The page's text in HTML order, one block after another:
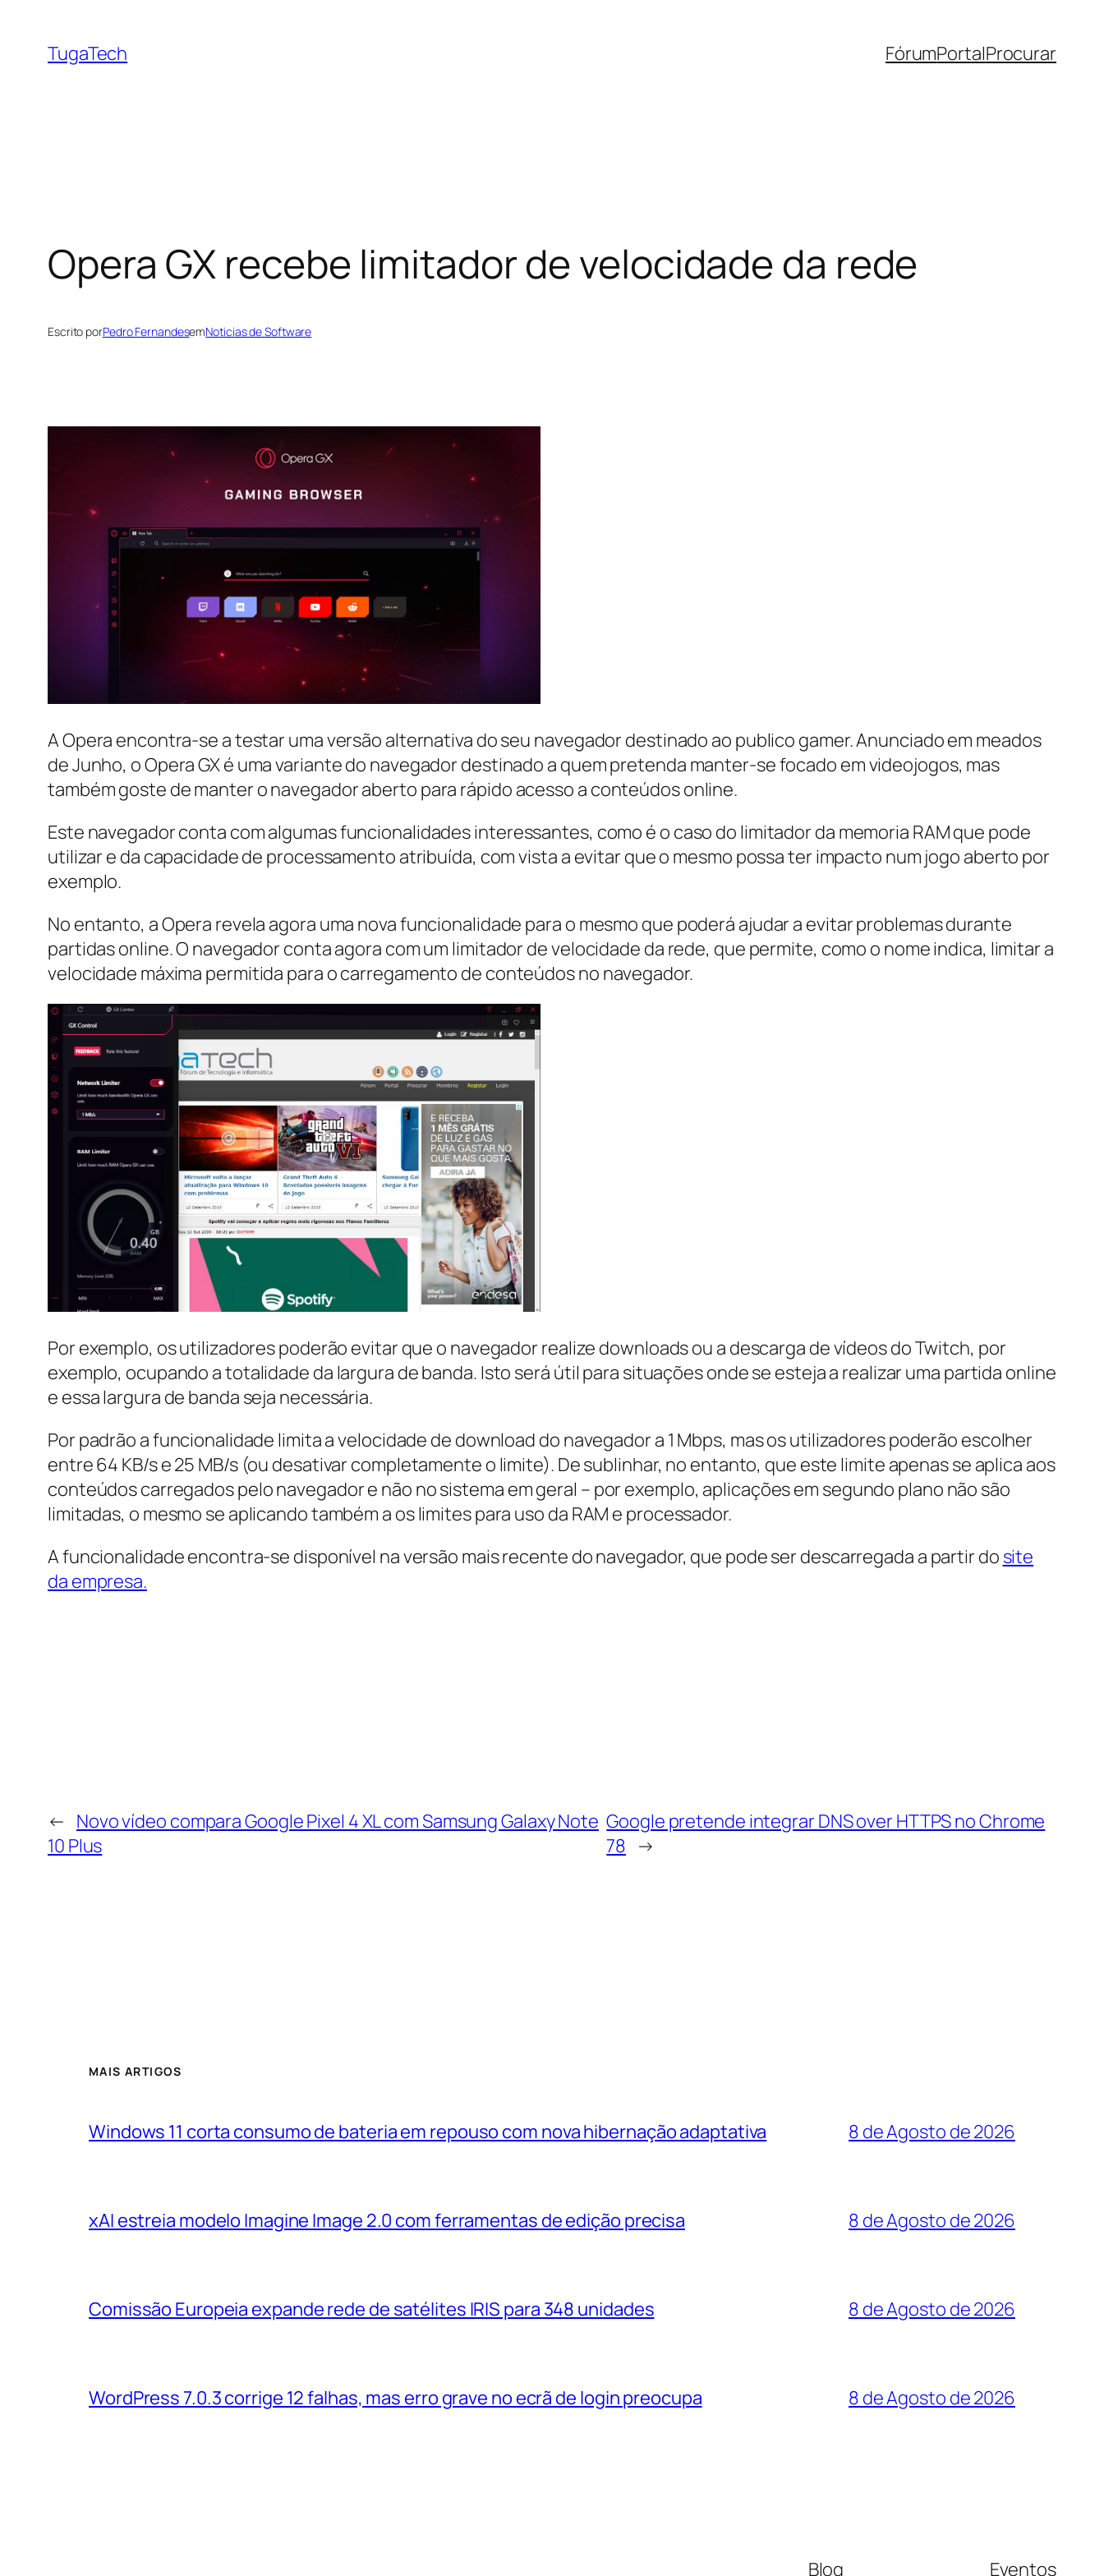
TugaTech FórumPortalProcurar
Opera GX recebe limitador de velocidade da rede
Escrito porPedro FernandesemNoticias de Software
A Opera encontra-se a testar uma versão alternativa do seu navegador destinado ao publico gamer. Anunciado em meados
de Junho, o Opera GX é uma variante do navegador destinado a quem pretenda manter-se focado em videojogos, mas
também goste de manter o navegador aberto para rápido acesso a conteúdos online.
Este navegador conta com algumas funcionalidades interessantes, como é o caso do limitador da memoria RAM que pode
utilizar e da capacidade de processamento atribuída, com vista a evitar que o mesmo possa ter impacto num jogo aberto por
exemplo.
No entanto, a Opera revela agora uma nova funcionalidade para o mesmo que poderá ajudar a evitar problemas durante
partidas online. O navegador conta agora com um limitador de velocidade da rede, que permite, como o nome indica, limitar a
velocidade máxima permitida para o carregamento de conteúdos no navegador.
Por exemplo, os utilizadores poderão evitar que o navegador realize downloads ou a descarga de vídeos do Twitch, por
exemplo, ocupando a totalidade da largura de banda. Isto será útil para situações onde se esteja a realizar uma partida online
e essa largura de banda seja necessária.
Por padrão a funcionalidade limita a velocidade de download do navegador a 1 Mbps, mas os utilizadores poderão escolher
entre 64 KB/s e 25 MB/s (ou desativar completamente o limite). De sublinhar, no entanto, que este limite apenas se aplica aos
conteúdos carregados pelo navegador e não no sistema em geral – por exemplo, aplicações em segundo plano não são
limitadas, o mesmo se aplicando também a os limites para uso da RAM e processador.
A funcionalidade encontra-se disponível na versão mais recente do navegador, que pode ser descarregada a partir do site
da empresa.
← Novo vídeo compara Google Pixel 4 XL com Samsung Galaxy Note
10 Plus
Google pretende integrar DNS over HTTPS no Chrome
78 →
MAIS ARTIGOS
Windows 11 corta consumo de bateria em repouso com nova hibernação adaptativa 8 de Agosto de 2026
xAI estreia modelo Imagine Image 2.0 com ferramentas de edição precisa 8 de Agosto de 2026
Comissão Europeia expande rede de satélites IRIS para 348 unidades 8 de Agosto de 2026
WordPress 7.0.3 corrige 12 falhas, mas erro grave no ecrã de login preocupa 8 de Agosto de 2026
Blog Eventos